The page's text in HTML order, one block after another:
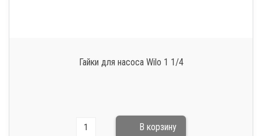
Гайки для насоса Wilo 1 1/4